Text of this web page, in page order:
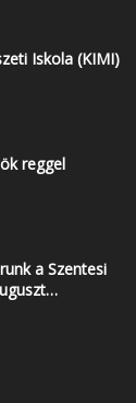
Iskola (KIMI)
reggel
a Szentesi